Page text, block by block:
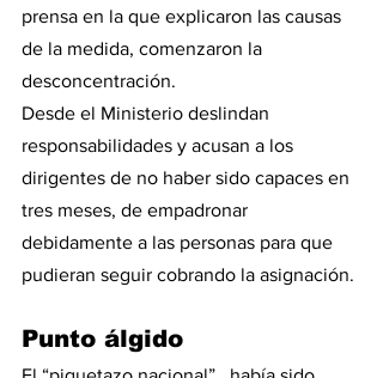
prensa en la que explicaron las causas
de la medida, comenzaron la
desconcentración.
Desde el Ministerio deslindan
responsabilidades y acusan a los
dirigentes de no haber sido capaces en
tres meses, de empadronar
debidamente a las personas para que
pudieran seguir cobrando la asignación.
Punto álgido